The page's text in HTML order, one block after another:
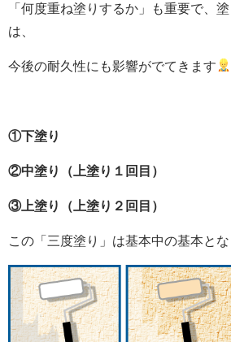
「何度重ね塗りするか」も重要で、
は、
今後の耐久性にも影響がでてきます
①下塗り
②中塗り（上塗り１回目）
③上塗り（上塗り２回目）
この「三度塗り」は基本中の基本と